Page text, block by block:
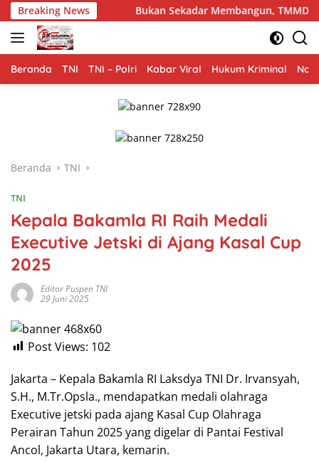
Langsung
ke
konten
Breaking News
Bukan Sekadar Membangun, TMMD Ke-129 Eratkan
Beranda TNI TNI – Polri Kabar Viral Hukum Kriminal
Beranda TNI
TNI
Kepala Bakamla RI Raih Medali
Executive Jetski di Ajang Kasal Cup
2025
Editor Puspen TNI
29 Juni 2025
Post Views: 102
Jakarta – Kepala Bakamla RI Laksdya TNI Dr. Irvansyah,
S.H., M.Tr.Opsla., mendapatkan medali olahraga
Executive jetski pada ajang Kasal Cup Olahraga
Perairan Tahun 2025 yang digelar di Pantai Festival
Ancol, Jakarta Utara, kemarin.